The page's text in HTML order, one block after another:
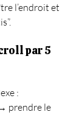
l’endroit et
par 5
:
prendre le